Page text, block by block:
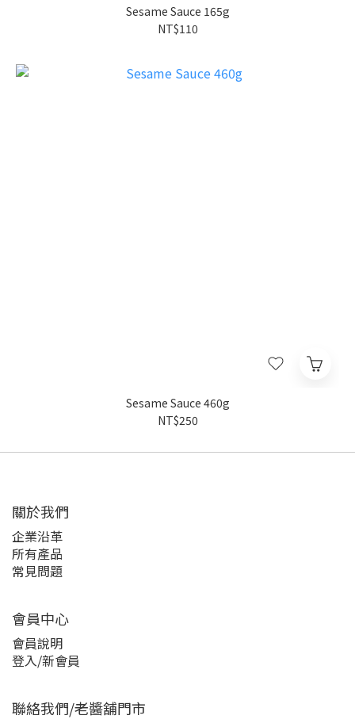
Sesame Sauce 165g
NT$110
Sesame Sauce 460g
NT$250
關於我們
企業沿革
所有產品
常見問題
會員中心
會員說明
登入/新會員
聯絡我們/老醬舖門市